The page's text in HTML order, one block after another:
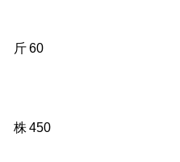
斤60
株450